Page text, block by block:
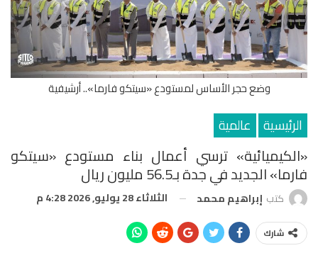
وضع حجر الأساس لمستودع «سيتكو فارما».. أرشيفية
الرئيسية عالمية
«الكيميائية» ترسي أعمال بناء مستودع «سيتكو
فارما» الجديد في جدة بـ56.5 مليون ريال
كتب إبراهيم محمد الثلاثاء 28 يوليو, 2026 4:28 م
شارك